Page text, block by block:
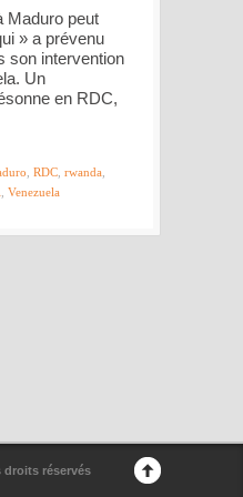
Maduro peut
» a prévenu
son intervention
Un
en RDC,
RDC rwanda
Venezuela
réservés